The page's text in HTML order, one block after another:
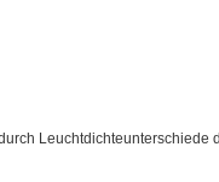
Leuchtdichteunterschiede